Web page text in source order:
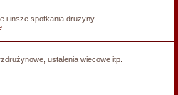
i insze spotkania drużyny
ustalenia wiecowe itp.